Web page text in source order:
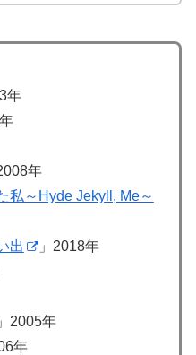
年
年
私～Hyde Jekyll, Me～
出
」2018年
2005年
年